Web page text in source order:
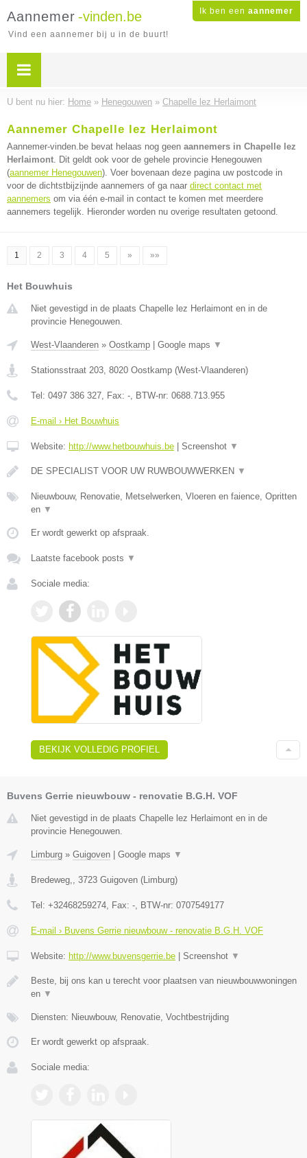
Ik ben een aannemer
Aannemer -vinden.be
Vind een aannemer bij u in de buurt!
U bent nu hier: Home » Henegouwen » Chapelle lez Herlaimont
Aannemer Chapelle lez Herlaimont
Aannemer-vinden.be bevat helaas nog geen aannemers in Chapelle lez
Herlaimont. Dit geldt ook voor de gehele provincie Henegouwen
(aannemer Henegouwen). Voer bovenaan deze pagina uw postcode in
voor de dichtstbijzijnde aannemers of ga naar direct contact met
aannemers om via één e-mail in contact te komen met meerdere
aannemers tegelijk. Hieronder worden nu overige resultaten getoond.
1 2 3 4 5 » »»
Het Bouwhuis
Niet gevestigd in de plaats Chapelle lez Herlaimont en in de
provincie Henegouwen.
West-Vlaanderen » Oostkamp Google maps ▼
Stationsstraat 203, 8020 Oostkamp (West-Vlaanderen)
Tel: 0497 386 327, Fax: -, BTW-nr: 0688.713.955
E-mail › Het Bouwhuis
Website: http://www.hetbouwhuis.be Screenshot ▼
DE SPECIALIST VOOR UW RUWBOUWWERKEN ▼
Nieuwbouw, Renovatie, Metselwerken, Vloeren en faience, Opritten
en ▼
Er wordt gewerkt op afspraak.
Laatste facebook posts ▼
Sociale media:
BEKIJK VOLLEDIG PROFIEL
Buvens Gerrie nieuwbouw - renovatie B.G.H. VOF
Niet gevestigd in de plaats Chapelle lez Herlaimont en in de
provincie Henegouwen.
Limburg » Guigoven Google maps ▼
Bredeweg, 3723 Guigoven ( Limburg)
Tel: +32468259274 , Fax: - , BTW-nr: 0707549177
E-mail › Buvens Gerrie nieuwbouw - renovatie B.G.H. VOF
Website: http://www.buvensgerrie.be Screenshot ▼
Beste, bij ons kan u terecht voor plaatsen van nieuwbouwwoningen
en ▼
Diensten: Nieuwbouw, Renovatie, Vochtbestrijding
Er wordt gewerkt op afspraak.
Sociale media: